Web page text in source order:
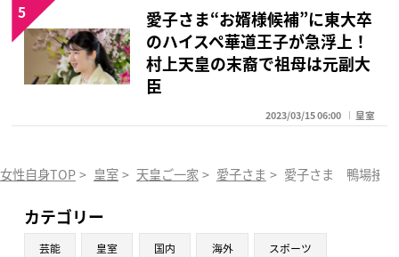
愛子さま“お婿様候補”に東大卒
のハイスペ華道王子が急浮上！
村上天皇の末裔で祖母は元副大
臣
2023/03/15 06:00 皇室
5
女性自身TOP > 皇室 > 天皇ご一家 > 愛子さま > 愛子さま 鴨場接待
カテゴリー
芸能 皇室 国内 海外 スポーツ